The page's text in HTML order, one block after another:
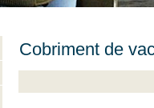
Cobriment de